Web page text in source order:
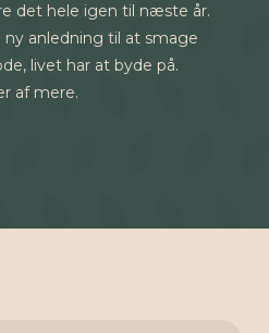
det hele igen til næste år.
ny anledning til at smage
livet har at byde på.
af mere.